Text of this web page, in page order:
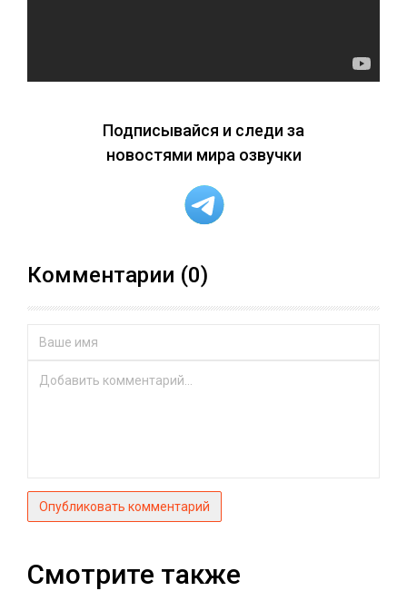
Подписывайся и следи за
новостями мира озвучки
Комментарии (0)
Опубликовать комментарий
Смотрите также